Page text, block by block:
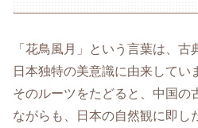
「花鳥風月」という言葉は、
日本独特の美意識に由来してい
そのルーツをたどると、中国の
ながらも、日本の自然観に即し